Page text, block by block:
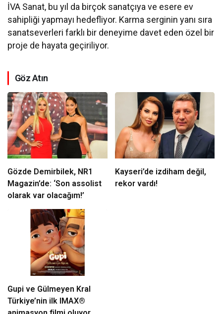
İVA Sanat, bu yıl da birçok sanatçıya ve esere ev
sahipliği yapmayı hedefliyor. Karma serginin yanı sıra
sanatseverleri farklı bir deneyime davet eden özel bir
proje de hayata geçiriliyor.
Göz Atın
Gözde Demirbilek, NR1
Magazin’de: ‘Son assolist
olarak var olacağım!’
Kayseri’de izdiham değil,
rekor vardı!
Gupi ve Gülmeyen Kral
Türkiye’nin ilk IMAX®